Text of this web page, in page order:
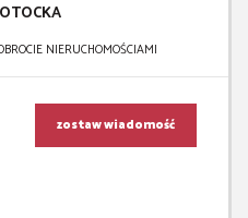
NIERUCHOMOŚCIAMI
zostaw wiadomość